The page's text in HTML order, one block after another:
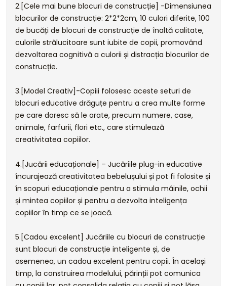
2.[Cele mai bune blocuri de construcție] -Dimensiunea
blocurilor de construcție: 2*2*2cm, 10 culori diferite, 100
de bucăți de blocuri de construcție de înaltă calitate,
culorile strălucitoare sunt iubite de copii, promovând
dezvoltarea cognitivă a culorii și distracția blocurilor de
construcție.
3.[Model Creativ]-Copiii folosesc aceste seturi de
blocuri educative drăguțe pentru a crea multe forme
pe care doresc să le arate, precum numere, case,
animale, farfurii, flori etc., care stimulează
creativitatea copiilor.
4.[Jucării educaționale] – Jucăriile plug-in educative
încurajează creativitatea bebelușului și pot fi folosite și
în scopuri educaționale pentru a stimula mâinile, ochii
și mintea copiilor și pentru a dezvolta inteligența
copiilor în timp ce se joacă.
5.[Cadou excelent] Jucăriile cu blocuri de construcție
sunt blocuri de construcție inteligente și, de
asemenea, un cadou excelent pentru copii. În același
timp, la construirea modelului, părinții pot comunica